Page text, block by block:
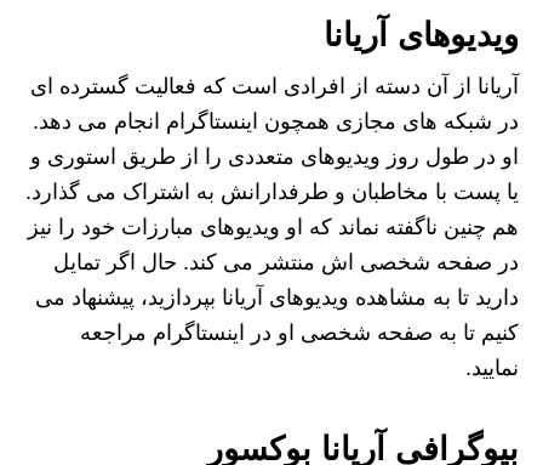
ویدیوهای آریانا
آریانا از آن دسته از افرادی است که فعالیت گسترده‌ ای
در شبکه‌ های مجازی همچون اینستاگرام انجام می‌ دهد.
او در طول روز ویدیوهای متعددی را از طریق استوری و
یا پست با مخاطبان و طرفدارانش به اشتراک می‌ گذارد.
هم چنین ناگفته نماند که او ویدیوهای مبارزات خود را نیز
در صفحه شخصی اش منتشر می‌ کند. حال اگر تمایل
دارید تا به مشاهده ویدیوهای آریانا بپردازید، پیشنهاد می‌
کنیم تا به صفحه شخصی او در اینستاگرام مراجعه
نمایید.
بیوگرافی آریانا بوکسور